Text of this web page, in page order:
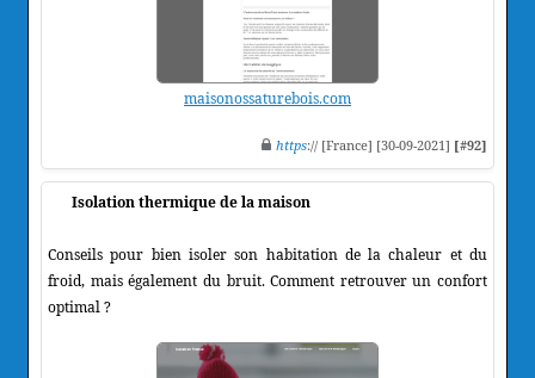
maisonossaturebois.com
https:// [France] [30-09-2021] [#92]
Isolation thermique de la maison
Conseils pour bien isoler son habitation de la chaleur et du
froid, mais également du bruit. Comment retrouver un confort
optimal ?